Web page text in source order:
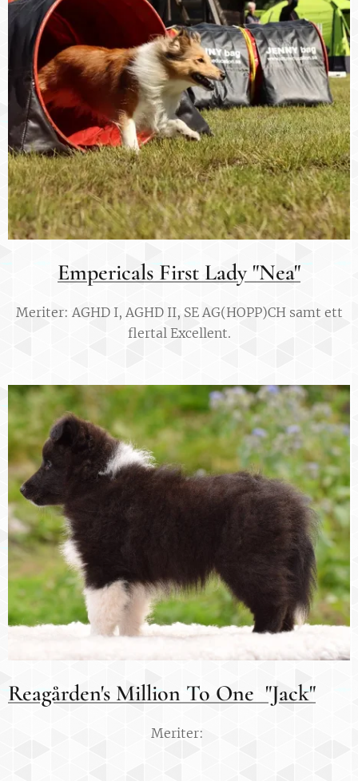
Empericals First Lady "Nea"
Meriter: AGHD I, AGHD II, SE AG(HOPP)CH samt ett
flertal Excellent.
Reagården's Million To One "Jack"
Meriter: